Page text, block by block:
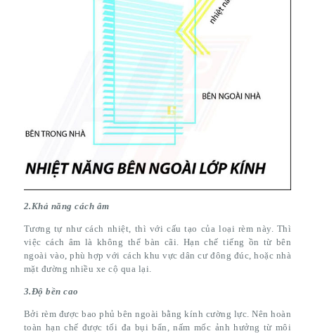
2.Khả năng cách âm
Tương tự như cách nhiệt, thì với cấu tạo của loại rèm này. Thì
việc cách âm là không thể bàn cãi. Hạn chế tiếng ồn từ bên
ngoài vào, phù hợp với cách khu vực dân cư đông đúc, hoặc nhà
mặt đường nhiều xe cộ qua lại.
3.Độ bền cao
Bởi rèm được bao phủ bên ngoài bằng kính cường lực. Nên hoàn
toàn hạn chế được tối đa bụi bẩn, nấm mốc ảnh hưởng từ môi